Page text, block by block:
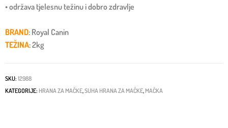
• održava tjelesnu težinu i dobro zdravlje
BRAND: Royal Canin
TEŽINA: 2kg
SKU: 12988
KATEGORIJE: HRANA ZA MAČKE,SUHA HRANA ZA MAČKE, MAČKA